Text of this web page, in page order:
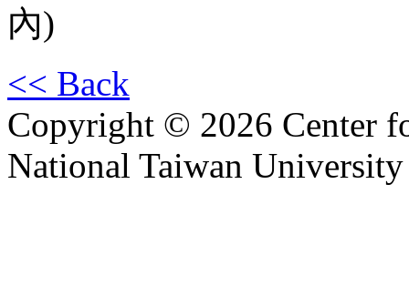
內)
<< Back
Copyright © 2026 Center
National Taiwan University